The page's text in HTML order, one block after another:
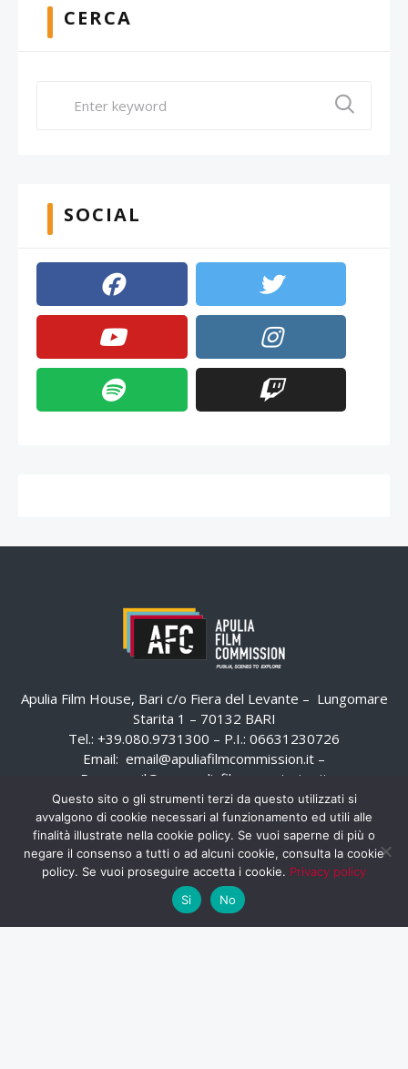
CERCA
SOCIAL
Apulia Film House, Bari c/o Fiera del Levante – Lungomare
Starita 1 – 70132 BARI
Tel.: +39.080.9731300 – P.I.: 06631230726
Email: email@apuliafilmcommission.it –
Pec:
email@pec.apuliafilmcommission.it
Questo sito o gli strumenti terzi da questo utilizzati si
avvalgono di cookie necessari al funzionamento ed utili alle
finalità illustrate nella cookie policy. Se vuoi saperne di più o
negare il consenso a tutti o ad alcuni cookie, consulta la cookie
policy. Se vuoi proseguire accetta i cookie. Privacy policy
Si
No